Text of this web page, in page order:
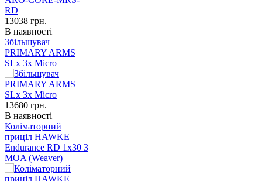
13038 грн.
В наявності
Збільшувач
PRIMARY ARMS
SLx 3x Micro
13680 грн.
В наявності
Коліматорний
приціл HAWKE
Endurance RD 1x30 3
MOA (Weaver)